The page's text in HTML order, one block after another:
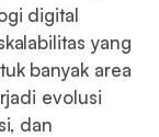
digital
yang
banyak area
evolusi
dan